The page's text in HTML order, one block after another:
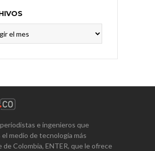
e ingenieros que
el medio de tecnología más
Colombia, ENTER, que le ofrece